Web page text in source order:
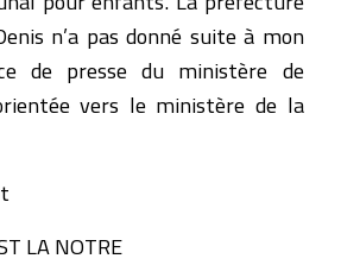
n’a pas donné suite à mon
de presse du ministère de
vers le ministère de la
LA NOTRE